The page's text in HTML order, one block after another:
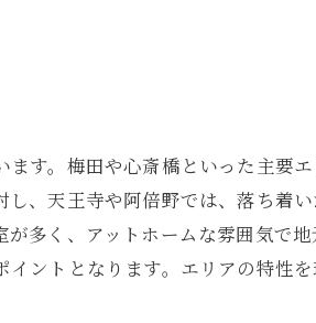
ビューのコツ
探す方法
す。梅田や心斎橋といった主要
、天王寺や阿倍野では、落ち着
多く、アットホームな雰囲気で地
ントとなります。エリアの特性